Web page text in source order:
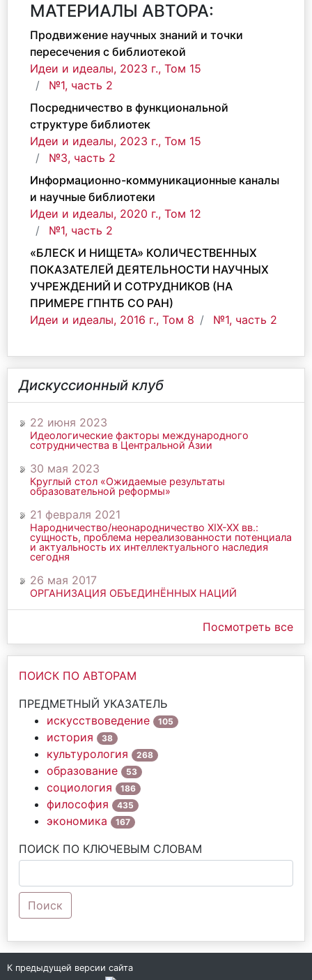
МАТЕРИАЛЫ АВТОРА:
Продвижение научных знаний и точки
пересечения с библиотекой
Идеи и идеалы, 2023 г., Том 15
№1, часть 2
Посредничество в функциональной
структуре библиотек
Идеи и идеалы, 2023 г., Том 15
№3, часть 2
Информационно-коммуникационные каналы
и научные библиотеки
Идеи и идеалы, 2020 г., Том 12
№1, часть 2
«БЛЕСК И НИЩЕТА» КОЛИЧЕСТВЕННЫХ
ПОКАЗАТЕЛЕЙ ДЕЯТЕЛЬНОСТИ НАУЧНЫХ
УЧРЕЖДЕНИЙ И СОТРУДНИКОВ (НА
ПРИМЕРЕ ГПНТБ СО РАН)
Идеи и идеалы, 2016 г., Том 8
№1, часть 2
Дискуссионный клуб
22 июня 2023
Идеологические факторы международного
сотрудничества в Центральной Азии
30 мая 2023
Круглый стол «Ожидаемые результаты
образовательной реформы»
21 февраля 2021
Народничество/неонародничество ХIХ-ХХ вв.:
сущность, проблема нереализованности потенциала
и актуальность их интеллектуального наследия
сегодня
26 мая 2017
ОРГАНИЗАЦИЯ ОБЪЕДИНЁННЫХ НАЦИЙ
Посмотреть все
ПОИСК ПО АВТОРАМ
ПРЕДМЕТНЫЙ УКАЗАТЕЛЬ
искусствоведение
105
история 38
культурология 268
образование 53
социология 186
философия 435
экономика 167
ПОИСК ПО КЛЮЧЕВЫМ СЛОВАМ
Поиск
К предыдущей версии сайта